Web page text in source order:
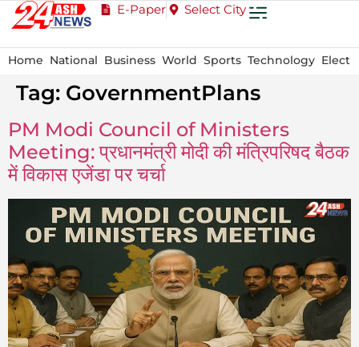
E-Paper Select City
Home National Business World Sports Technology
Tag: GovernmentPlans
PM Modi Council of Ministers
Meeting: प्रधानमंत्री मोदी की मंत्रिपरिषद बैठक
में विकास एजेंडा पर चर्चा